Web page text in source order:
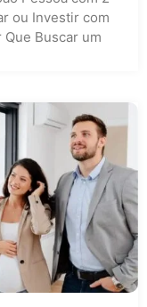
ou Investir com
Que Buscar um